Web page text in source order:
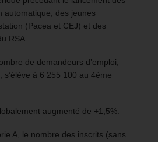
automatique, des jeunes
(Pacea et CEJ) et des
RSA.
de demandeurs d’emploi,
s’élève à 6 255 100 au 4ème
augmenté de +1,5%.
A, le nombre des inscrits (sans